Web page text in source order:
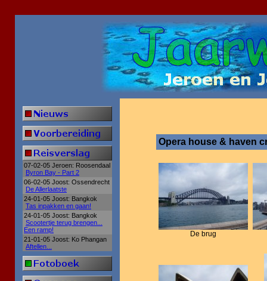
07-02-05 Jeroen: Roosendaal
Byron Bay - Part 2
06-02-05 Joost: Ossendrecht
De Allerlaatste
24-01-05 Joost: Bangkok
Tas inpakken en gaan!
24-01-05 Joost: Bangkok
Scootertje terug brengen...
Een ramp!
21-01-05 Joost: Ko Phangan
Aftellen...
Opera house & haven
De brug